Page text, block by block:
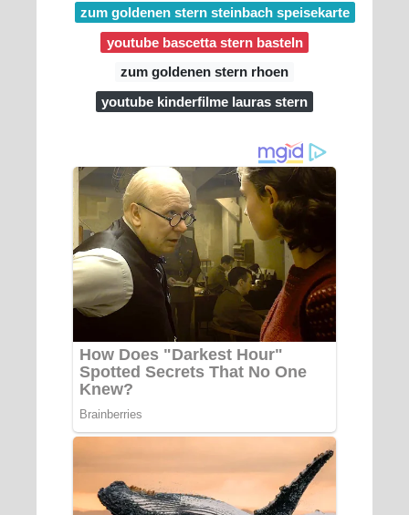
zum goldenen stern steinbach speisekarte
youtube bascetta stern basteln
zum goldenen stern rhoen
youtube kinderfilme lauras stern